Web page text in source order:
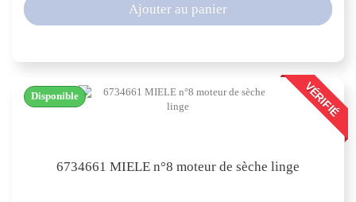
Ajouter au panier
VÉRIFIÉ
6734661 MIELE n°8 moteur de sèche linge
Disponible